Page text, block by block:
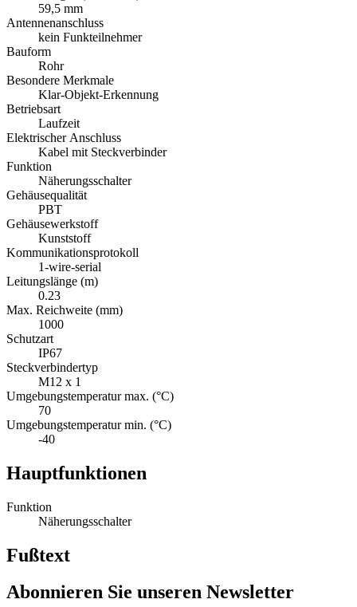
59,5 mm
Antennenanschluss
kein Funkteilnehmer
Bauform
Rohr
Besondere Merkmale
Klar-Objekt-Erkennung
Betriebsart
Laufzeit
Elektrischer Anschluss
Kabel mit Steckverbinder
Funktion
Näherungsschalter
Gehäusequalität
PBT
Gehäusewerkstoff
Kunststoff
Kommunikationsprotokoll
1-wire-serial
Leitungslänge (m)
0.23
Max. Reichweite (mm)
1000
Schutzart
IP67
Steckverbindertyp
M12 x 1
Umgebungstemperatur max. (°C)
70
Umgebungstemperatur min. (°C)
-40
Hauptfunktionen
Funktion
Näherungsschalter
Fußtext
Abonnieren Sie unseren Newsletter